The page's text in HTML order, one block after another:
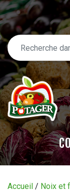
Accueil / Noix et